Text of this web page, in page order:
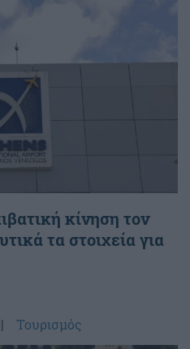
κίνηση τον
τα στοιχεία για
Τουρισμός